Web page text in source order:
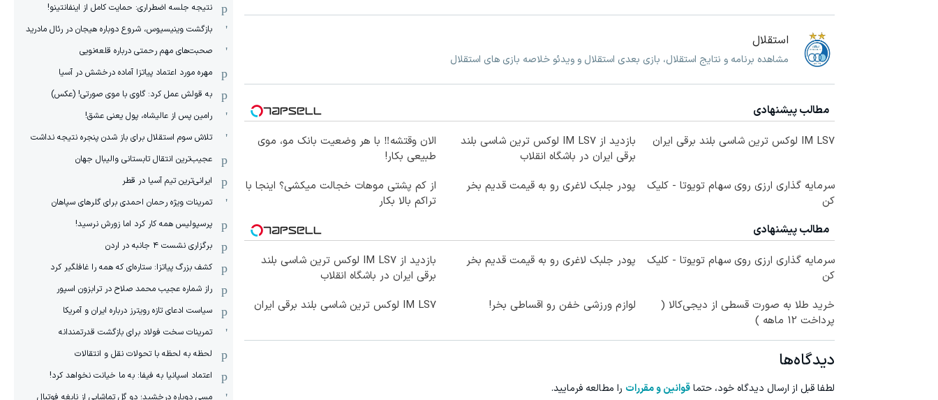
استقلال
مشاهده برنامه و نتایج استقلال، بازی بعدی استقلال و ویدئو خلاصه بازی های استقلال
مطالب پیشنهادی
IM LS7 لوکس ترین شاسی بلند برقی ایران
بازدید از IM LS7 لوکس ترین شاسی بلند
برقی ایران در باشگاه انقلاب
الان وقتشه‼️ با هر وضعیت بانک مو، موی
طبیعی بکار!
سرمایه گذاری ارزی روی سهام تویوتا - کلیک
کن
پودر جلبک لاغری رو به قیمت قدیم بخر
از کم پشتی موهات خجالت میکشی؟ اینجا با
تراکم بالا بکار
مطالب پیشنهادی
سرمایه گذاری ارزی روی سهام تویوتا - کلیک
کن
پودر جلبک لاغری رو به قیمت قدیم بخر
بازدید از IM LS7 لوکس ترین شاسی بلند
برقی ایران در باشگاه انقلاب
خرید طلا به صورت قسطی از دیجی‌کالا (
پرداخت 12 ماهه )
لوازم ورزشی خفن رو اقساطی بخر! IM LS7 لوکس ترین شاسی بلند برقی ایران
دیدگاه‌ها
لطفا قبل از ارسال دیدگاه خود، حتماقوانین و مقررات را مطالعه فرمایید.
نتیجه جلسه اضطراری: حمایت کامل از اینفانتینو!
بازگشت وینیسیوس، شروع دوباره هیجان در رئال مادرید
صحبت‌های مهم رحمتی درباره قلعه‌نویی
مهره مورد اعتماد پیاتزا آماده درخشش در آسیا
به قولش عمل کرد: گاوی با موی صورتی! (عکس)
رامین پس از عالیشاه، پول یعنی عشق!
تلاش سوم استقلال برای باز شدن پنجره نتیجه نداشت
عجیب‌ترین انتقال تابستانی والیبال جهان
ایرانی‌ترین تیم آسیا در قطر
تمرینات ویژه رحمان احمدی برای گلرهای سپاهان
پرسپولیس همه کار کرد اما زورش نرسید!
برگزاری نشست ۴ جانبه در اردن
کشف بزرگ پیاتزا: ستاره‌ای که همه را غافلگیر کرد
راز شماره عجیب محمد صلاح در ترابزون اسپور
سیاست ادعای تازه رویترز درباره ایران و آمریکا
تمرینات سخت فولاد برای بازگشت قدرتمندانه
لحظه به لحظه با تحولات نقل و انتقالات
اعتماد اسپانیا به فیفا: به ما خیانت نخواهد کرد!
مسی دوباره درخشید؛ دو گل تماشایی از نابغه فوتبال